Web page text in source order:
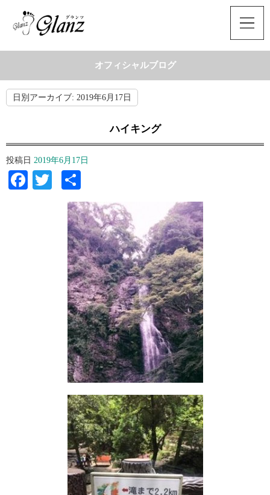
オフィシャルブログ
日別アーカイブ: 2019年6月17日
ハイキング
投稿日 2019年6月17日
Facebook
Twitter
有